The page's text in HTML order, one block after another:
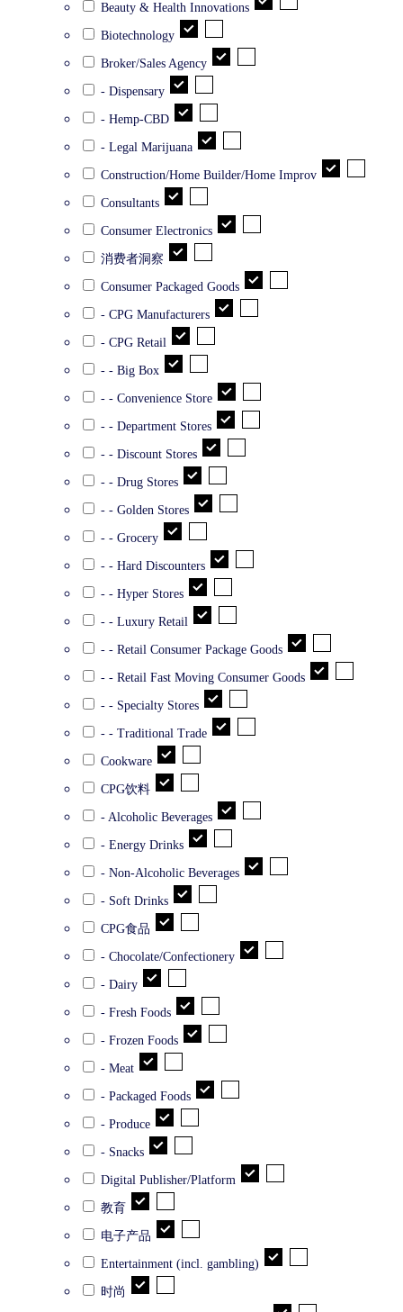
Beauty & Health Innovations
Biotechnology
Broker/Sales Agency
- Dispensary
- Hemp-CBD
- Legal Marijuana
Construction/Home Builder/Home Improv
Consultants
Consumer Electronics
消费者洞察
Consumer Packaged Goods
- CPG Manufacturers
- CPG Retail
- - Big Box
- - Convenience Store
- - Department Stores
- - Discount Stores
- - Drug Stores
- - Golden Stores
- - Grocery
- - Hard Discounters
- - Hyper Stores
- - Luxury Retail
- - Retail Consumer Package Goods
- - Retail Fast Moving Consumer Goods
- - Specialty Stores
- - Traditional Trade
Cookware
CPG饮料
- Alcoholic Beverages
- Energy Drinks
- Non-Alcoholic Beverages
- Soft Drinks
CPG食品
- Chocolate/Confectionery
- Dairy
- Fresh Foods
- Frozen Foods
- Meat
- Packaged Foods
- Produce
- Snacks
Digital Publisher/Platform
教育
电子产品
Entertainment (incl. gambling)
时尚